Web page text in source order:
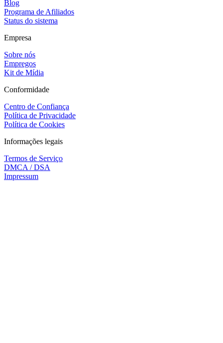
Blog
Programa de Afiliados
Status do sistema
Empresa
Sobre nós
Empregos
Kit de Mídia
Conformidade
Centro de Confiança
Política de Privacidade
Política de Cookies
Informações legais
Termos de Serviço
DMCA / DSA
Impressum